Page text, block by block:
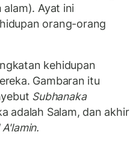
alam). Ayat ini
orang-orang
kehidupan
Gambaran itu
Subhanaka
adalah Salam, dan akhir